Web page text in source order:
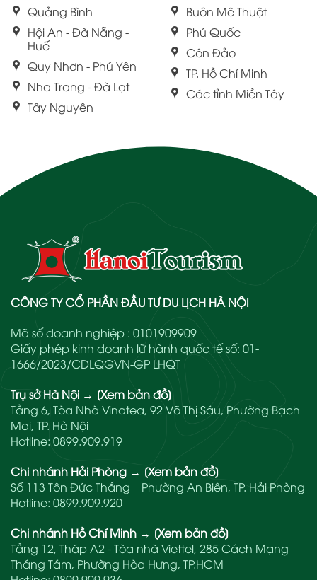
Quảng Bình
Hội An - Đà Nẵng -
Huế
Quy Nhơn - Phú Yên
Nha Trang - Đà Lạt
Tây Nguyên
Buôn Mê Thuột
Phú Quốc
Côn Đảo
TP. Hồ Chí Minh
Các tỉnh Miền Tây
CÔNG TY CỔ PHẦN ĐẦU TƯ DU LỊCH HÀ NỘI
Mã số doanh nghiệp : 0101909909
Giấy phép kinh doanh lữ hành quốc tế số: 01-
1666/2023/CDLQGVN-GP LHQT
Trụ sở Hà Nội → [Xem bản đồ]
Tầng 6, Tòa Nhà Vinatea, 92 Võ Thị Sáu, Phường Bạch
Mai, TP. Hà Nội
Hotline: 0899.909.919
Chi nhánh Hải Phòng → [Xem bản đồ]
Số 113 Tôn Đức Thắng – Phường An Biên, TP. Hải Phòng
Hotline: 0899.909.920
Chi nhánh Hồ Chí Minh → [Xem bản đồ]
Tầng 12, Tháp A2 - Tòa nhà Viettel, 285 Cách Mạng
Tháng Tám, Phường Hòa Hưng, TP.HCM